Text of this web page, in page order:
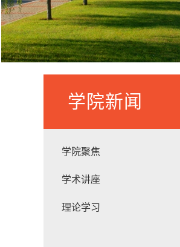
学院新闻
学院聚焦
学术讲座
理论学习